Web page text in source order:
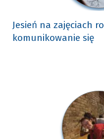
Jesień na zajęciach
komunikowanie się